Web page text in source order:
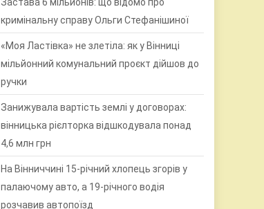
кримінальну справу Ольги Стефанішиної
«Моя Ластівка» не злетіла: як у Вінниці
мільйонний комунальний проєкт дійшов до
ручки
Занижувала вартість землі у договорах:
вінницька рієлторка відшкодувала понад
4,6 млн грн
На Вінниччині 15-річний хлопець згорів у
палаючому авто, а 19-річного водія
розчавив автопоїзд